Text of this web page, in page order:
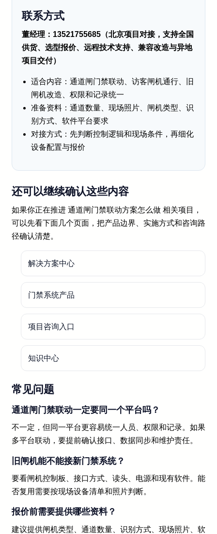
联系方式
董经理：13521755685（北京项目对接，支持全国
供货、选型报价、远程技术支持、兼容改造与异地
项目交付）
适合内容：通道闸门禁联动、访客闸机通行、旧
闸机改造、权限和记录统一
准备资料：通道数量、现场照片、闸机类型、识
别方式、软件平台要求
对接方式：先判断控制逻辑和现场条件，再细化
设备配置与报价
还可以继续确认这些内容
如果你正在推进 通道闸门禁联动方案怎么做 相关项目，
可以先看下面几个页面，把产品边界、实施方式和咨询路
径确认清楚。
解决方案中心
门禁系统产品
项目咨询入口
知识中心
常见问题
通道闸门禁联动一定要同一个平台吗？
不一定，但同一平台更容易统一人员、权限和记录。如果
多平台联动，要提前确认接口、数据同步和维护责任。
旧闸机能不能接新门禁系统？
要看闸机控制板、接口方式、读头、电源和现有软件。能
否复用需要按现场设备清单和照片判断。
报价前需要提供哪些资料？
建议提供闸机类型、通道数量、识别方式、现场照片、软